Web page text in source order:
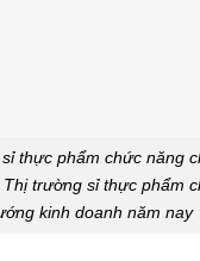
thực phẩm chức năng
Thị trường sỉ thực phẩm
kinh doanh năm